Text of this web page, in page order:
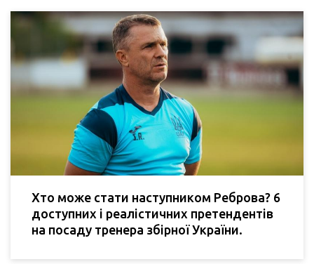
Хто може стати наступником Реброва? 6
доступних і реалістичних претендентів
на посаду тренера збірної України.